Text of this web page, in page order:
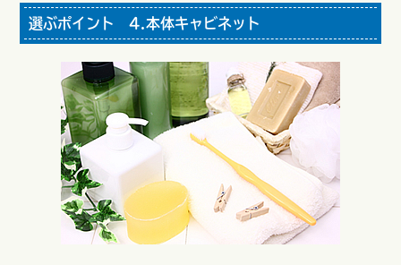
選ぶポイント 4.本体キャビネット